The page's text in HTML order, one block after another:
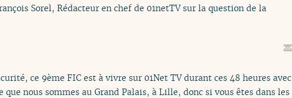
Sorel, Rédacteur en chef de 01netTV sur la question de la
ce 9ème FIC est à vivre sur 01Net TV durant ces 48 heures avec
nous sommes au Grand Palais, à Lille, donc si vous êtes dans les